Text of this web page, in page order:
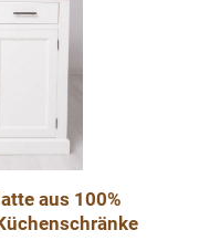
aus 100%